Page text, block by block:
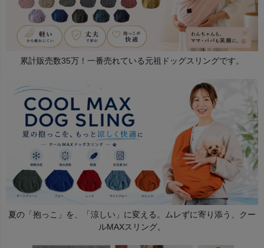
累計販売数35万！一番売れている元祖ドッグスリングです。
夏の「抱っこ」を、「涼しい」に変える。ムレずに寄り添う、クー
ルMAXスリング。